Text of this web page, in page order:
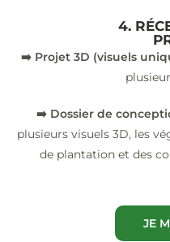
4.
➡️ Projet 3D (visuels
➡️ Dossier de
plusieurs visuels 3D, les
de plantation et des
JE